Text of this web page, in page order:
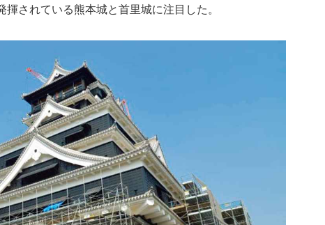
されている熊本城と首里城に注目した。